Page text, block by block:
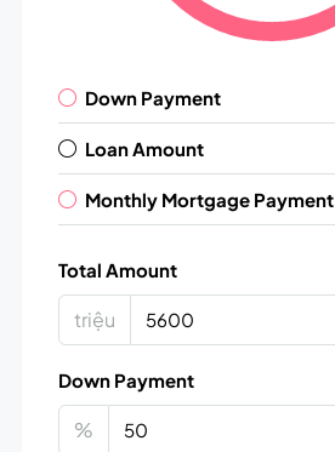
Down Payment
Loan Amount
Monthly Mortgage Payment
Total Amount
triệu
Down Payment
%